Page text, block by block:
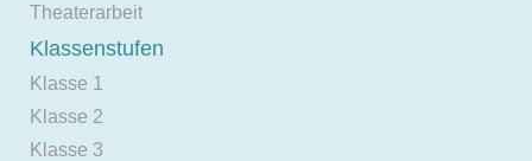
Theaterarbeit
Klassenstufen
Klasse 1
Klasse 2
Klasse 3